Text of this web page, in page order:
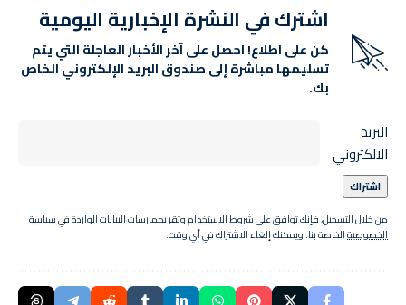
اشترك في النشرة الإخبارية اليومية
كن على اطلاع! احصل على آخر الأخبار العاجلة التي يتم
تسليمها مباشرة إلى صندوق البريد الإلكتروني الخاص
بك.
البريد
الالكتروني
من خلال التسجيل، فإنك توافق علىشروط الاستخداموتقر بممارسات البيانات الواردة فيسياسة
الخصوصيةالخاصة بنا. ويمكنك إلغاء الاشتراك في أي وقت.